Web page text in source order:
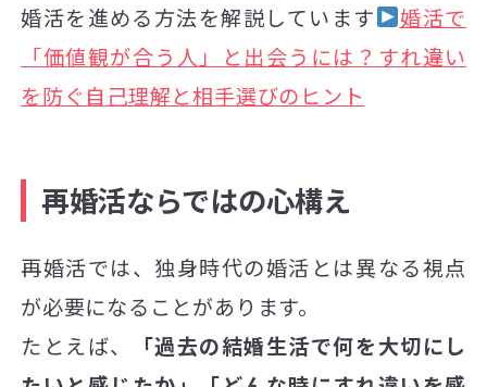
婚活を進める方法を解説しています
婚活で
「価値観が合う人」と出会うには？すれ違い
を防ぐ自己理解と相手選びのヒント
再婚活ならではの心構え
再婚活では、独身時代の婚活とは異なる視点
が必要になることがあります。
たとえば、
「過去の結婚生活で何を大切にし